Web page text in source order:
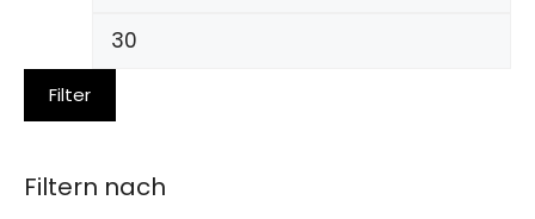
Filter
Filtern nach